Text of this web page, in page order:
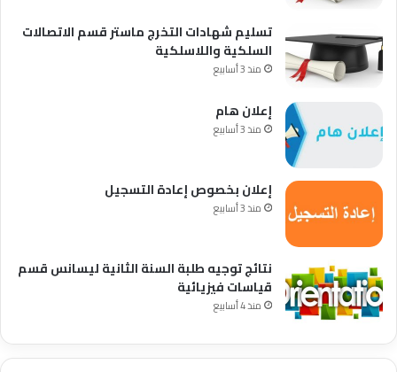
تسليم شهادات التخرج ماستر قسم الاتصالات
السلكية واللاسلكية
منذ 3 أسابيع
إعلان هام
منذ 3 أسابيع
إعلان بخصوص إعادة التسجيل
منذ 3 أسابيع
نتائج توجيه طلبة السنة الثانية ليسانس قسم
قياسات فيزيائية
منذ 4 أسابيع